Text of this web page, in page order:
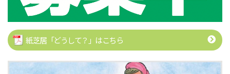
紙芝居「どうして？」はこちら